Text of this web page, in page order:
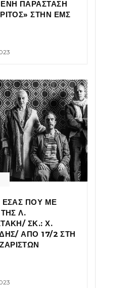
ΠΑΡΑΣΤΑΣΗ
ΣΤΗΝ ΕΜΣ
ΕΣΑΣ ΠΟΥ ΜΕ
Λ.
ΣΚ.: Χ.
ΑΠΟ 17/2 ΣΤΗ